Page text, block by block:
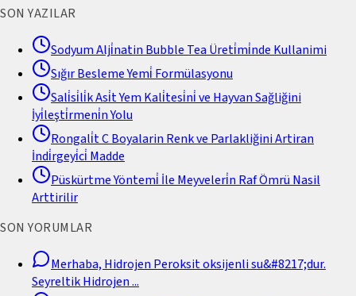
SON YAZILAR
Sodyum Alji̇natin Bubble Tea Üreti̇mi̇nde Kullanimi
Sığır Besleme Yemi̇ Formülasyonu
Sali̇si̇li̇k Asi̇t Yem Kali̇tesi̇ni̇ ve Hayvan Sağliğini
İyi̇leşti̇rmeni̇n Yolu
Rongali̇t C Boyalarin Renk ve Parlakliğini Artiran
İndi̇rgeyi̇ci̇ Madde
Püskürtme Yöntemi̇ İle Meyveleri̇n Raf Ömrü Nasil
Arttirilir
SON YORUMLAR
Merhaba, Hidrojen Peroksit oksijenli su&#8217;dur.
Seyreltik Hidrojen...